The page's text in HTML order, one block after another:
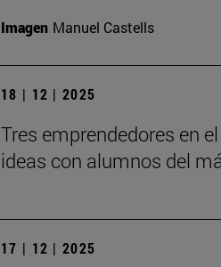
Imagen Manuel Castells
18 | 12 | 2025
Tres emprendedores en
ideas con alumnos del
17 | 12 | 2025